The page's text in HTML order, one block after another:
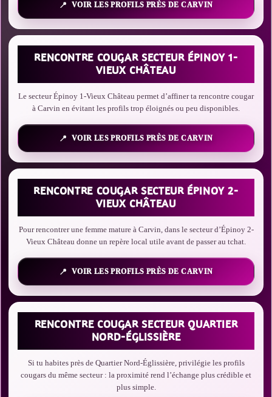
VOIR LES PROFILS PRÈS DE CARVIN
RENCONTRE COUGAR SECTEUR ÉPINOY 1-
VIEUX CHÂTEAU
Le secteur Épinoy 1-Vieux Château permet d’affiner ta rencontre cougar
à Carvin en évitant les profils trop éloignés ou peu disponibles.
VOIR LES PROFILS PRÈS DE CARVIN
RENCONTRE COUGAR SECTEUR ÉPINOY 2-
VIEUX CHÂTEAU
Pour rencontrer une femme mature à Carvin, dans le secteur d’Épinoy 2-
Vieux Château donne un repère local utile avant de passer au tchat.
VOIR LES PROFILS PRÈS DE CARVIN
RENCONTRE COUGAR SECTEUR QUARTIER
NORD-ÉGLISSIÈRE
Si tu habites près de Quartier Nord-Églissière, privilégie les profils
cougars du même secteur : la proximité rend l’échange plus crédible et
plus simple.